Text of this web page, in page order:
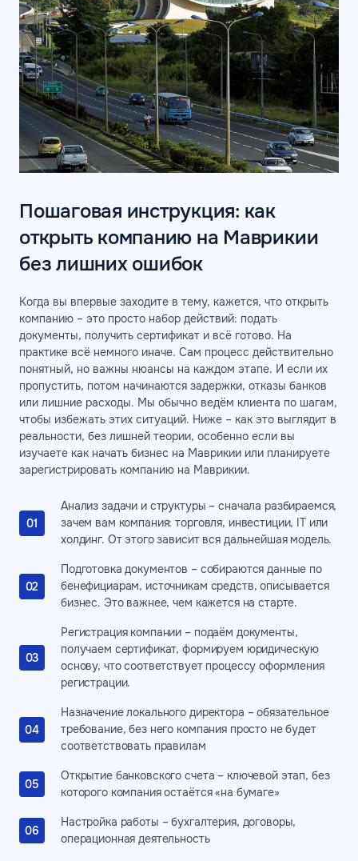
Пошаговая инструкция: как
открыть компанию на Маврикии
без лишних ошибок
Когда вы впервые заходите в тему, кажется, что открыть
компанию – это просто набор действий: подать
документы, получить сертификат и всё готово. На
практике всё немного иначе. Сам процесс действительно
понятный, но важны нюансы на каждом этапе. И если их
пропустить, потом начинаются задержки, отказы банков
или лишние расходы. Мы обычно ведём клиента по шагам,
чтобы избежать этих ситуаций. Ниже – как это выглядит в
реальности, без лишней теории, особенно если вы
изучаете как начать бизнес на Маврикии или планируете
зарегистрировать компанию на Маврикии.
Анализ задачи и структуры – сначала разбираемся,
зачем вам компания: торговля, инвестиции, IT или
холдинг. От этого зависит вся дальнейшая модель.
Подготовка документов – собираются данные по
бенефициарам, источникам средств, описывается
бизнес. Это важнее, чем кажется на старте.
Регистрация компании – подаём документы,
получаем сертификат, формируем юридическую
основу, что соответствует процессу оформления
регистрации.
Назначение локального директора – обязательное
требование, без него компания просто не будет
соответствовать правилам
Открытие банковского счета – ключевой этап, без
которого компания остаётся «на бумаге»
Настройка работы – бухгалтерия, договоры,
операционная деятельность